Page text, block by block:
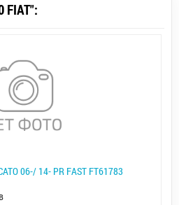
FIAT":
06-/ 14- PR FAST FT61783